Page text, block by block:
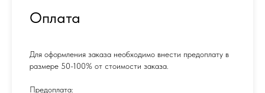
Оплата
Для оформления заказа необходимо внести предоплату в
размере 50-100% от стоимости заказа.
Предоплата: